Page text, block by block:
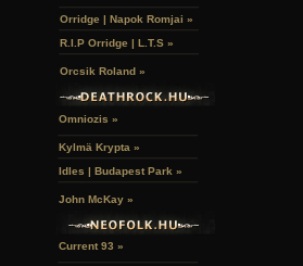
Orridge | Napok Romjai »
R.I.P Orridge | L.T.S »
Orcsik Roland »
Omniozis »
Kylmä Krypta »
Idles | Budapest Park »
John McKay »
Current 93 »